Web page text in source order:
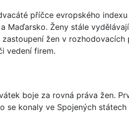
příčce evropského
Maďarsko. Ženy stále
žen v rozhodovacích
vedení firem.
boje za rovná práva žen.
se konaly ve Spojených